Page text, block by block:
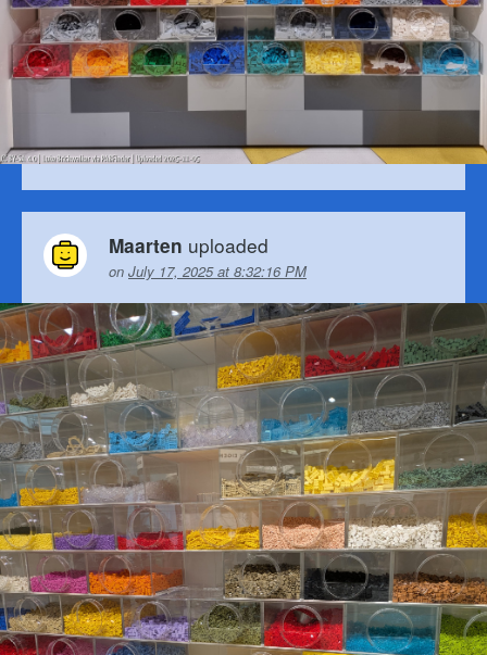
Maarten uploaded
on July 17, 2025 at 8:32:16 PM